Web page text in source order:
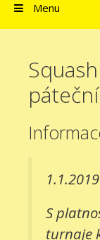
Menu
1.1.2019
S
turnaje